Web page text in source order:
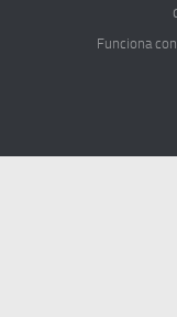
Funciona con